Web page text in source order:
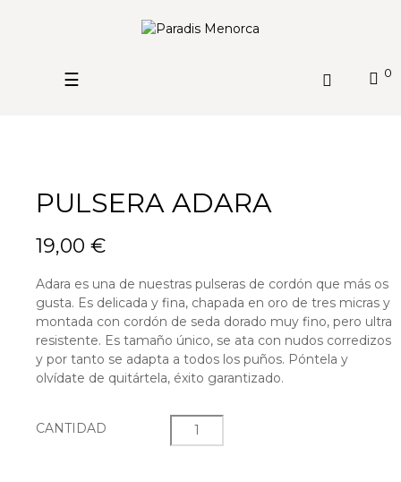
Navegación
☰ 0
PULSERA ADARA
19,00 €
Adara es una de nuestras pulseras de cordón que más os
gusta. Es delicada y fina, chapada en oro de tres micras y
montada con cordón de seda dorado muy fino, pero ultra
resistente. Es tamaño único, se ata con nudos corredizos
y por tanto se adapta a todos los puños. Póntela y
olvídate de quitártela, éxito garantizado.
CANTIDAD